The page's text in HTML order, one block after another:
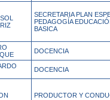
SECRETARIA PLAN
PEDAGOGÍA
BASICA
DOCENCIA
DOCENCIA
PRODUCTOR Y